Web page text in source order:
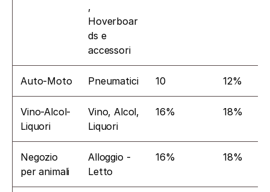
,
Hoverboar
ds e
accessori
Auto-Moto Pneumatici 10 12%
Vino-Alcol-
Liquori
Vino, Alcol,
Liquori
16% 18%
Negozio
per animali
Alloggio -
Letto
16% 18%